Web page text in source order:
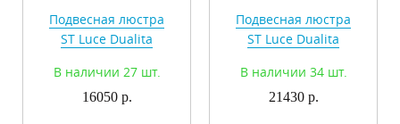
Подвесная люстра
ST Luce Dualita
В наличии 27 шт.
16050 р.
Подвесная люстра
ST Luce Dualita
В наличии 34 шт.
21430 р.